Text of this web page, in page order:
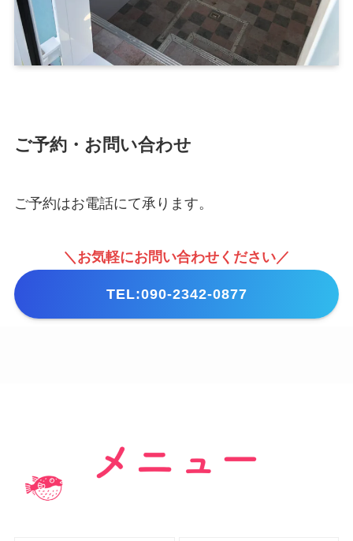
ご予約・お問い合わせ
ご予約はお電話にて承ります。
＼お気軽にお問い合わせください／
TEL:090-2342-0877